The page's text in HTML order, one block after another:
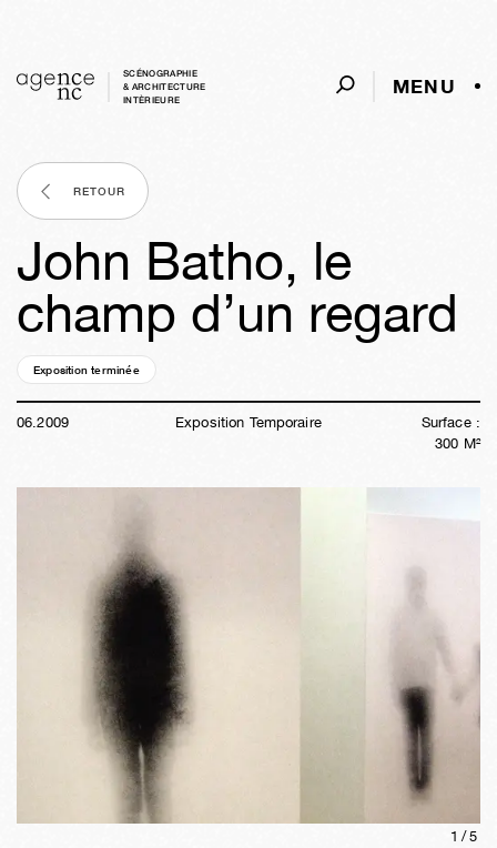
SCÉNOGRAPHIE
& ARCHITECTURE
INTÈRIEURE
MENU
RETOUR
John Batho, le
champ d’un regard
Exposition terminée
06.2009 Exposition Temporaire
Surface :
300 M²
1/5